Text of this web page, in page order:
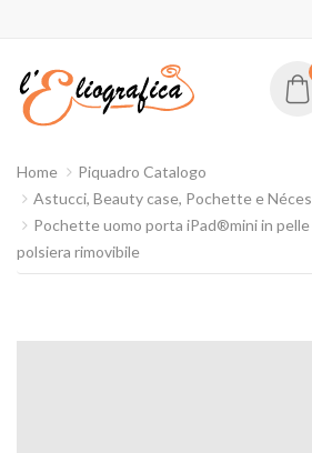
Home
Piquadro Catalogo
Astucci, Beauty case, Pochette e
Pochette uomo porta iPad®mini in
polsiera rimovibile